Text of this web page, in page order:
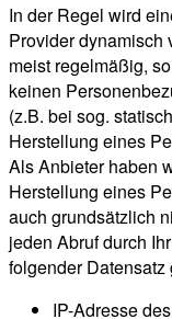
In der Regel wird
Provider dynamisch
meist regelmäßig,
keinen
(z.B. bei sog.
Herstellung eines
Als Anbieter haben
Herstellung eines
auch grundsätzlich
jeden Abruf durch
folgender Datensatz
IP-Adresse